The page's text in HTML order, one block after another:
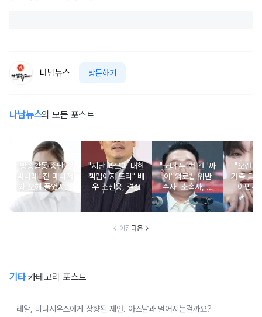
나남뉴스 방문하기
나남뉴스의 모든 포스트
"방송활동 중단…"
박나래, 전 매니저
와 오해 풀었지만
불찰 반성
"지난 과오에 대한
책임이자 도리" 배
우 조진웅, 결국
은퇴 선언
"군대 두 번 간 '싸
이' 의료법 위반
수사" 소속사, 수
면제 대리수령 불
찰...
"오랜
가족 되
이민우
이전다음
기타카테고리 포스트
레알, 비니시우스에게 상향된 제안. 아스날과 멀어지는걸까요?